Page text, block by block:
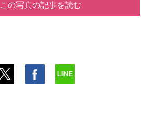
この写真の記事を読む